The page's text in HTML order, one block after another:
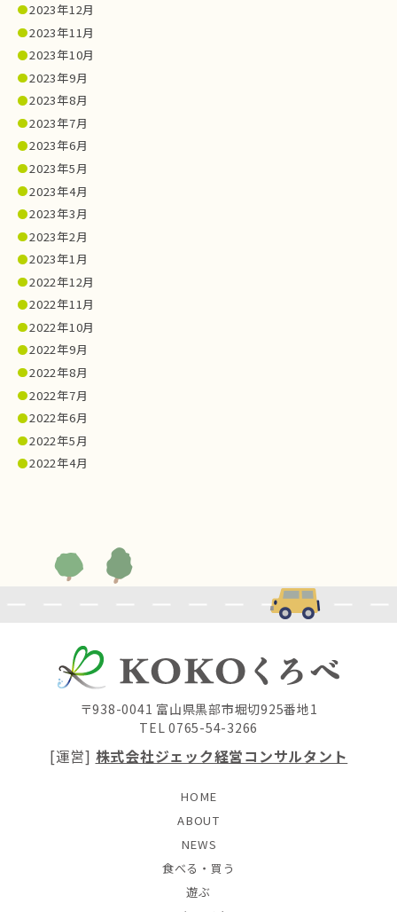
2023年12月
2023年11月
2023年10月
2023年9月
2023年8月
2023年7月
2023年6月
2023年5月
2023年4月
2023年3月
2023年2月
2023年1月
2022年12月
2022年11月
2022年10月
2022年9月
2022年8月
2022年7月
2022年6月
2022年5月
2022年4月
〒938-0041 富山県黒部市堀切925番地1
TEL 0765-54-3266
[運営] 株式会社ジェック経営コンサルタント
HOME
ABOUT
NEWS
食べる・買う
遊ぶ